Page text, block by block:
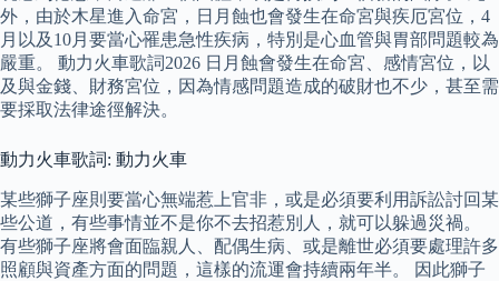
外，由於木星進入命宮，日月蝕也會發生在命宮與疾厄宮位，4
月以及10月要當心罹患急性疾病，特別是心血管與胃部問題較為
嚴重。 動力火車歌詞2026 日月蝕會發生在命宮、感情宮位，以
及與金錢、財務宮位，因為情感問題造成的破財也不少，甚至需
要採取法律途徑解決。
動力火車歌詞: 動力火車
某些獅子座則要當心無端惹上官非，或是必須要利用訴訟討回某
些公道，有些事情並不是你不去招惹別人，就可以躲過災禍。
有些獅子座將會面臨親人、配偶生病、或是離世必須要處理許多
照顧與資產方面的問題，這樣的流運會持續兩年半。 因此獅子